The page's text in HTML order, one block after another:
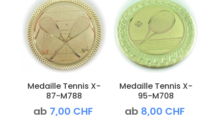
Medaille Tennis X-
87-M788
ab 7,00 CHF
Medaille Tennis X-
95-M708
ab 8,00 CHF